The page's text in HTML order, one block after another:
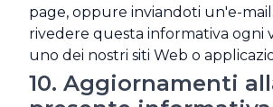
page, oppure inviandoti un'e-
rivedere questa informativa ogni
uno dei nostri siti Web o
10. Aggiornamenti